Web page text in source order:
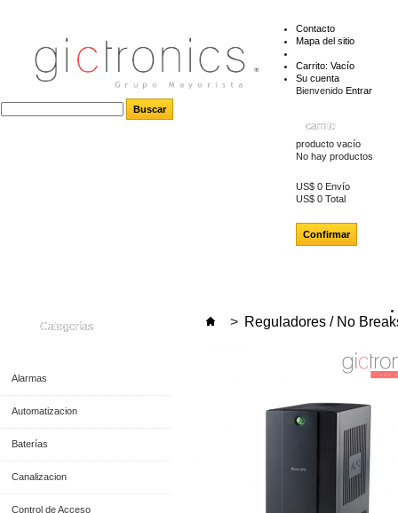
Contacto
Mapa del sitio
Carrito: Vacío
Su cuenta
Bienvenido Entrar
carrito
producto vacío
No hay productos
US$ 0 Envío
US$ 0 Total
Confirmar
Categorías
Alarmas
Automatizacion
Baterías
Canalizacion
Control de Acceso
> Reguladores / No